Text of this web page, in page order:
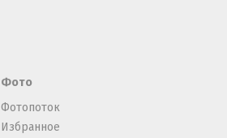
Фото
Фотопоток
Избранное